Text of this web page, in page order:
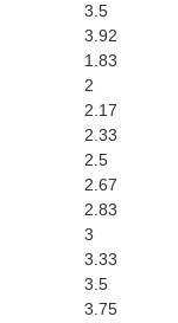
3.5
3.92
1.83
2
2.17
2.33
2.5
2.67
2.83
3
3.33
3.5
3.75